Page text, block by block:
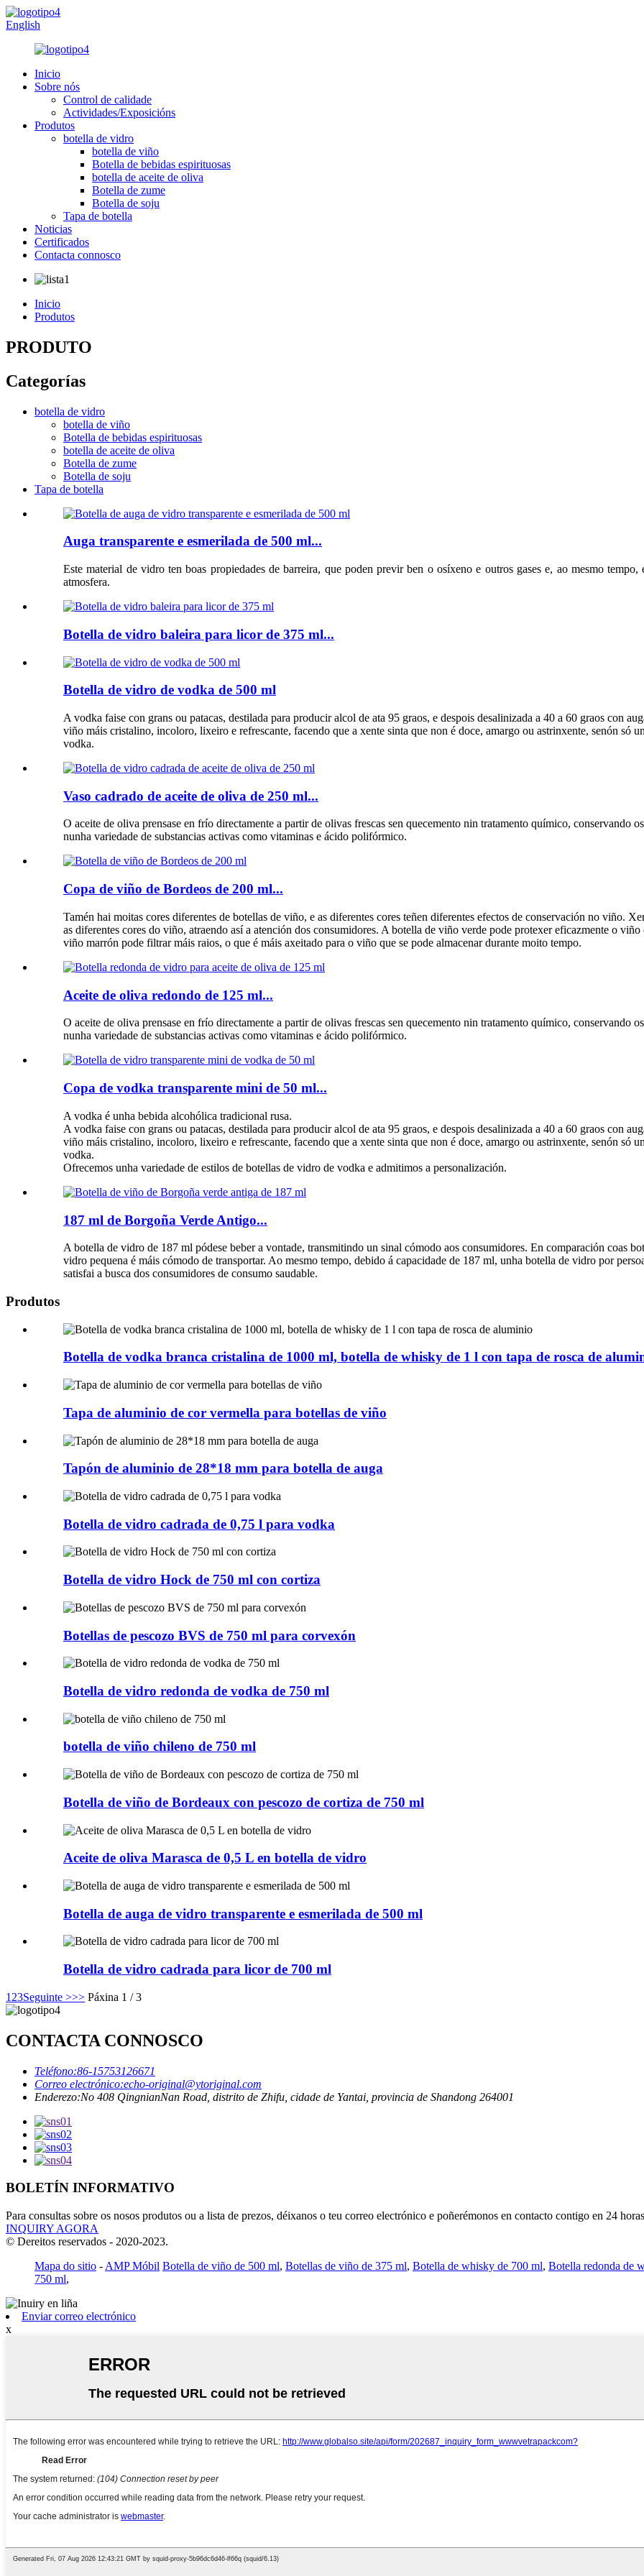
English
Inicio
Sobre nós
Control de calidade
Actividades/Exposicións
Produtos
botella de vidro
botella de viño
Botella de bebidas espirituosas
botella de aceite de oliva
Botella de zume
Botella de soju
Tapa de botella
Noticias
Certificados
Contacta connosco
Inicio
Produtos
PRODUTO
Categorías
botella de vidro
botella de viño
Botella de bebidas espirituosas
botella de aceite de oliva
Botella de zume
Botella de soju
Tapa de botella
Auga transparente e esmerilada de 500 ml...
Este material de vidro ten boas propiedades de barreira, que poden previr ben o osíxeno e outros gases e, ao mesmo
atmosfera.
Botella de vidro baleira para licor de 375 ml...
Botella de vidro de vodka de 500 ml
A vodka faise con grans ou patacas, destilada para producir alcol de ata 95 graos, e despois desalinizada a 40 a 60 graos con
viño máis cristalino, incoloro, lixeiro e refrescante, facendo que a xente sinta que non é doce, amargo ou astrinxente, senón só
vodka.
Vaso cadrado de aceite de oliva de 250 ml...
O aceite de oliva prensase en frío directamente a partir de olivas frescas sen quecemento nin tratamento químico, conservando
nunha variedade de substancias activas como vitaminas e ácido polifórmico.
Copa de viño de Bordeos de 200 ml...
Tamén hai moitas cores diferentes de botellas de viño, e as diferentes cores teñen diferentes efectos de conservación no viño.
as diferentes cores do viño, atraendo así a atención dos consumidores. A botella de viño verde pode protexer eficazmente o
viño marrón pode filtrar máis raios, o que é máis axeitado para o viño que se pode almacenar durante moito tempo.
Aceite de oliva redondo de 125 ml...
O aceite de oliva prensase en frío directamente a partir de olivas frescas sen quecemento nin tratamento químico, conservando
nunha variedade de substancias activas como vitaminas e ácido polifórmico.
Copa de vodka transparente mini de 50 ml...
A vodka é unha bebida alcohólica tradicional rusa.
A vodka faise con grans ou patacas, destilada para producir alcol de ata 95 graos, e despois desalinizada a 40 a 60 graos con
viño máis cristalino, incoloro, lixeiro e refrescante, facendo que a xente sinta que non é doce, amargo ou astrinxente, senón só
vodka.
Ofrecemos unha variedade de estilos de botellas de vidro de vodka e admitimos a personalización.
187 ml de Borgoña Verde Antigo...
A botella de vidro de 187 ml pódese beber a vontade, transmitindo un sinal cómodo aos consumidores. En comparación coas
vidro pequena é máis cómodo de transportar. Ao mesmo tempo, debido á capacidade de 187 ml, unha botella de vidro por
satisfai a busca dos consumidores de consumo saudable.
Produtos
Botella de vodka branca cristalina de 1000 ml, botella de whisky de 1 l con tapa de rosca de
Tapa de aluminio de cor vermella para botellas de viño
Tapón de aluminio de 28*18 mm para botella de auga
Botella de vidro cadrada de 0,75 l para vodka
Botella de vidro Hock de 750 ml con cortiza
Botellas de pescozo BVS de 750 ml para corvexón
Botella de vidro redonda de vodka de 750 ml
botella de viño chileno de 750 ml
Botella de viño de Bordeaux con pescozo de cortiza de 750 ml
Aceite de oliva Marasca de 0,5 L en botella de vidro
Botella de auga de vidro transparente e esmerilada de 500 ml
Botella de vidro cadrada para licor de 700 ml
1 23Seguinte >>> Páxina 1 / 3
CONTACTA CONNOSCO
Teléfono:86-15753126671
Correo electrónico:echo-original@ytoriginal.com
Enderezo:No 408 QingnianNan Road, distrito de Zhifu, cidade de Yantai, provincia de Shandong 264001
BOLETÍN INFORMATIVO
Para consultas sobre os nosos produtos ou a lista de prezos, déixanos o teu correo electrónico e poñerémonos en contacto contigo en 24
INQUIRY AGORA
© Dereitos reservados - 2020-2023.
Mapa do sitio - AMP Móbil Botella de viño de 500 ml, Botellas de viño de 375 ml, Botella de whisky de 700 ml, Botella redonda de
750 ml,
Enviar correo electrónico
x